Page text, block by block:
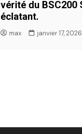
vérité du BSC200
éclatant.
max janvier 17, 2026